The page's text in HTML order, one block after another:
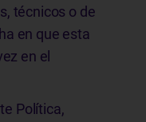
técnicos o de
en que esta
en el
Política,